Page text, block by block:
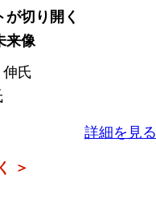
切り開く
来像
氏
詳細を見る
＞